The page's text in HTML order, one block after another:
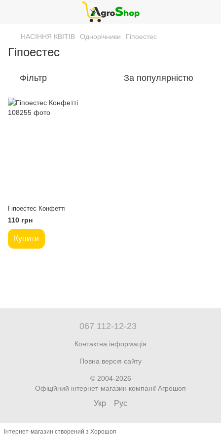
НАСІННЯ КВІТІВ Однорічники Гіпоестес
Гіпоестес
Фільтр За популярністю
Гіпоестес Конфетті
110 грн
Купити
067 112-12-23
Контактна інформація
Повна версія сайту
© 2004-2026
Офіційний інтернет-магазин компанії Агрошоп
Укр Рус
Інтернет-магазин створений з Хорошоп